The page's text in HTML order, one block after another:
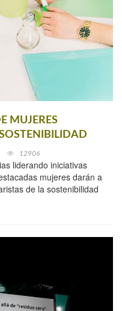
MUJERES
12906
liderando iniciativas
mujeres darán a
de la sostenibilidad